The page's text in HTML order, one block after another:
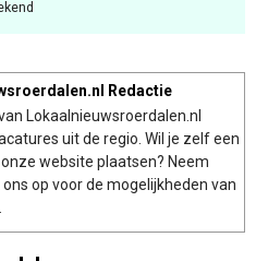
Redactie
Lokaalnieuwsroerdalen.nl
uit de regio. Wil je zelf een
website plaatsen? Neem
op voor de mogelijkheden van